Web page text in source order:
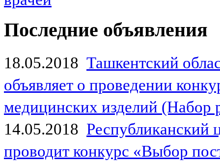
Последние объявления
18.05.2018 Ташкентский
объявляет о проведении
медицинских изделий (Набор
14.05.2018
проводит конкурс «Выбор